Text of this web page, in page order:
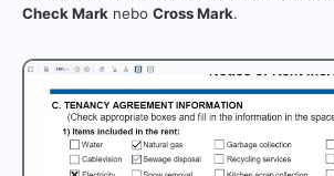
Check Mark nebo Cross Mark.